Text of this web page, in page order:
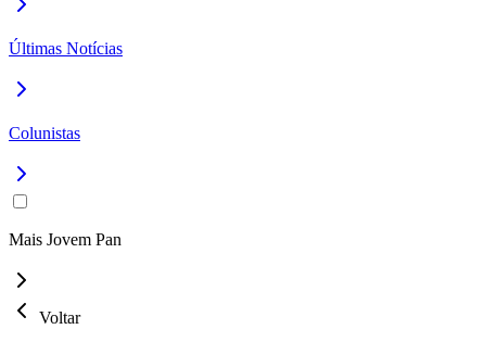
Últimas Notícias
Colunistas
Mais Jovem Pan
Voltar